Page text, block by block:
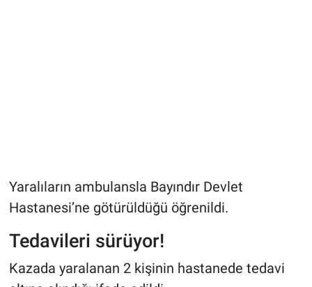
Yaralıların ambulansla Bayındır Devlet
Hastanesi’ne götürüldüğü öğrenildi.
Tedavileri sürüyor!
Kazada yaralanan 2 kişinin hastanede tedavi